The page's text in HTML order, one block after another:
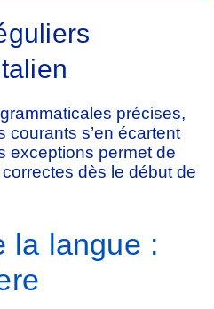
précises,
courants s’en écartent
exceptions permet de
dès le début de
la langue :